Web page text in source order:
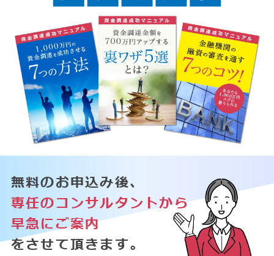
無料のお申込み後、
専任のコンサルタントから
早急にご案内
をさせて頂きます。